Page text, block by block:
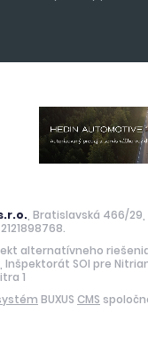
, Bratislavská 466/29,
alternatívneho
SOI pre
1
BUXUS CMS